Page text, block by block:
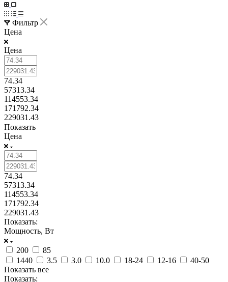
Фильтр
Цена
Цена
74.34
57313.34
114553.34
171792.34
229031.43
Показать
Цена
74.34
57313.34
114553.34
171792.34
229031.43
Показать:
Мощность, Вт
200
85
1440
3.5 3.0 10.0 18-24 12-16
40-50
Показать все
Показать: